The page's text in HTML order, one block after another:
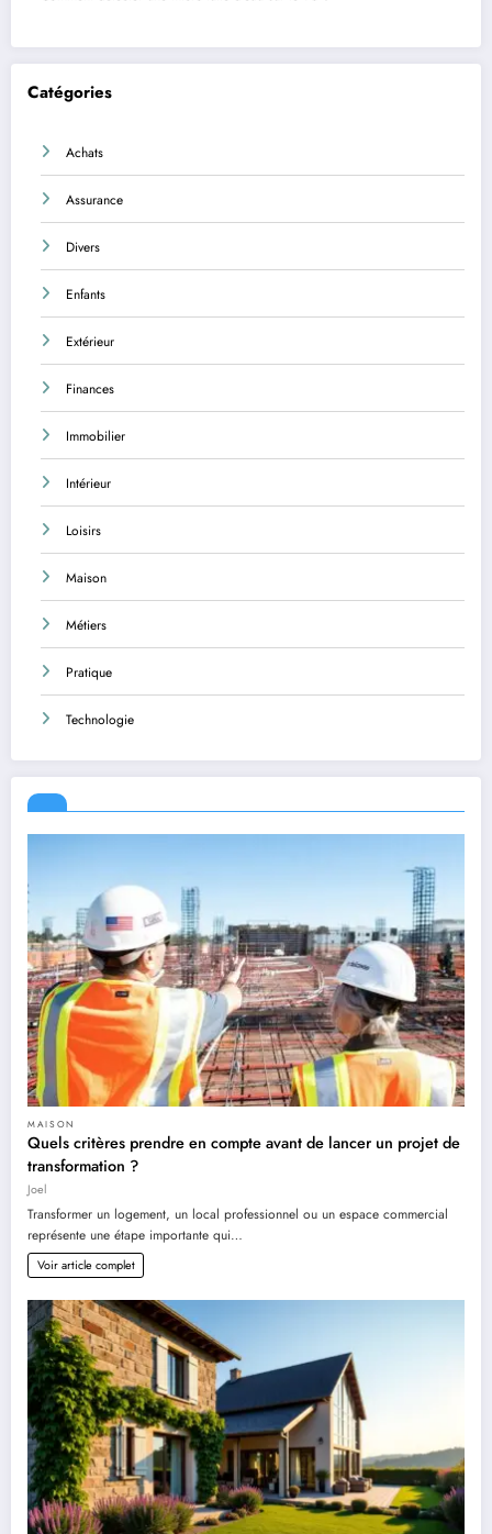
Catégories
Achats
Assurance
Divers
Enfants
Extérieur
Finances
Immobilier
Intérieur
Loisirs
Maison
Métiers
Pratique
Technologie
MAISON
Quels critères prendre en compte avant de lancer un projet de
transformation ?
Joel
Transformer un logement, un local professionnel ou un espace commercial
représente une étape importante qui…
Voir article complet